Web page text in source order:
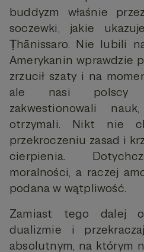
buddyzm właśnie
soczewki, jakie
Ṭhānissaro. Nie lubili
Amerykanin wprawdzie
zrzucił szaty i na
ale nasi polscy
zakwestionowali
otrzymali. Nikt nie
przekroczeniu zasad i
cierpienia.
moralności, a raczej
podana w wątpliwość.
Zamiast tego dalej
dualizmie i
absolutnym, na którym